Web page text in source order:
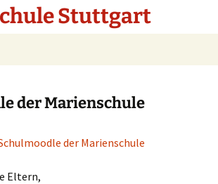
Stuttgart
der Marienschule
der Marienschule
Eltern,